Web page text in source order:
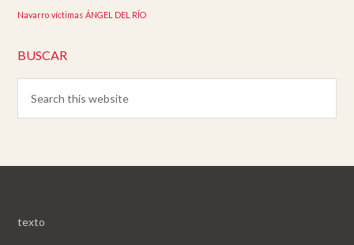
Navarro víctimas ÁNGEL DEL RÍO
BUSCAR
texto